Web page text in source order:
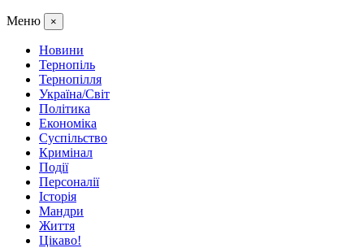
Меню ×
Новини
Тернопіль
Тернопілля
Україна/Світ
Політика
Економіка
Суспільство
Кримінал
Події
Персоналії
Історія
Мандри
Життя
Цікаво!